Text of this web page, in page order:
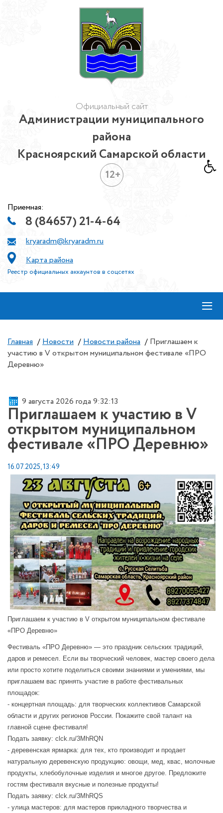
Официальный сайт
Администрации муниципального
района
Красноярский Самарской области
12+
Приемная:
8 (84657) 21-4-64
kryaradm@kryaradm.ru
Карта района
Реестр официальных аккаунтов в соцсетях
≡
Главная / Новости / Новости района / Приглашаем к
участию в V открытом муниципальном фестивале «ПРО
Деревню»
9 августа 2026 года 9:32:14
Приглашаем к участию в V
открытом муниципальном
фестивале «ПРО Деревню»
16.07.2025, 13:49
Приглашаем к участию в V открытом муниципальном фестивале
«ПРО Деревню»
Фестиваль «ПРО Деревню» — это праздник сельских традиций,
даров и ремесел. Если вы творческий человек, мастер своего дела
или просто хотите поделиться своими знаниями и умениями, мы
приглашаем вас принять участие в работе фестивальных
площадок:
- концертная площадь: для творческих коллективов Самарской
области и других регионов России. Покажите свой талант на
главной сцене фестиваля!
Подать заявку: clck.ru/3MhRQN
- деревенская ярмарка: для тех, кто производит и продает
натуральную деревенскую продукцию: овощи, мед, квас, молочные
продукты, хлебобулочные изделия и многое другое. Предложите
гостям фестиваля вкусные и полезные продукты!
Подать заявку: clck.ru/3MhRQS
- улица мастеров: для мастеров прикладного творчества и